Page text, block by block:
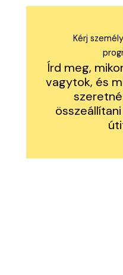
Kérj
Írd meg,
vagytok, és